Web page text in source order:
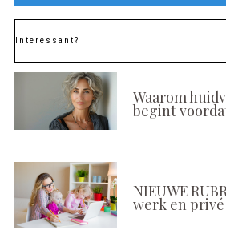
Interessant?
Waarom
begint
NIEUWE
werk en privé